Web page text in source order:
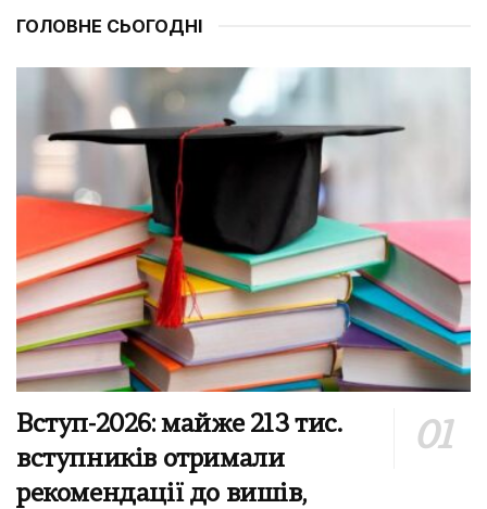
ГОЛОВНЕ СЬОГОДНІ
Вступ-2026: майже 213 тис.
вступників отримали
рекомендації до вишів,